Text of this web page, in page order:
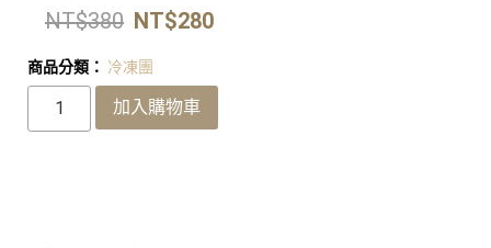
NT$380 NT$280
商品分類： 冷凍團
加入購物車